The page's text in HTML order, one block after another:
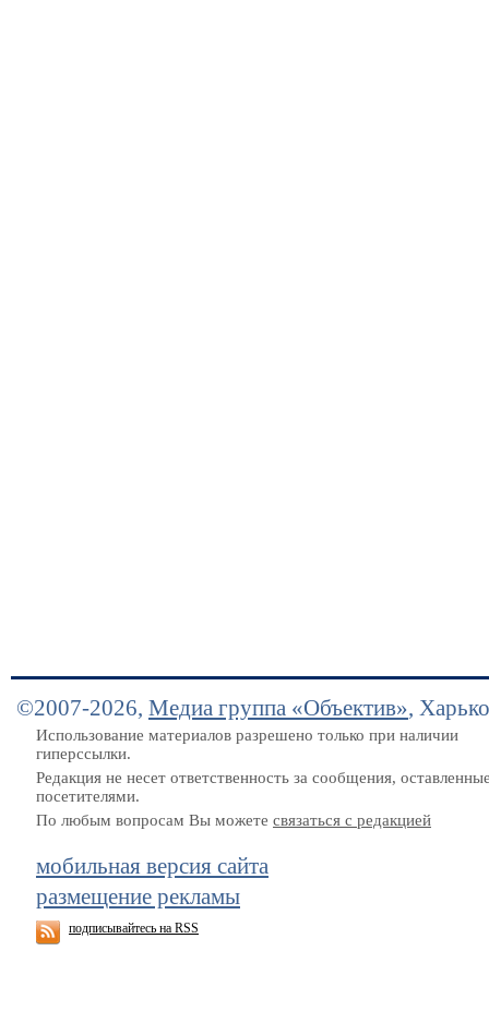
©2007-2026, Медиа группа «Объектив»,
Использование материалов разрешено только при наличии
гиперссылки.
Редакция не несет ответственность за сообщения,
посетителями.
По любым вопросам Вы можете связаться с редакцией
мобильная версия сайта
размещение рекламы
подписывайтесь на RSS